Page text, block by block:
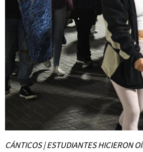
CÁNTICOS | ESTUDIANTES HICIERON